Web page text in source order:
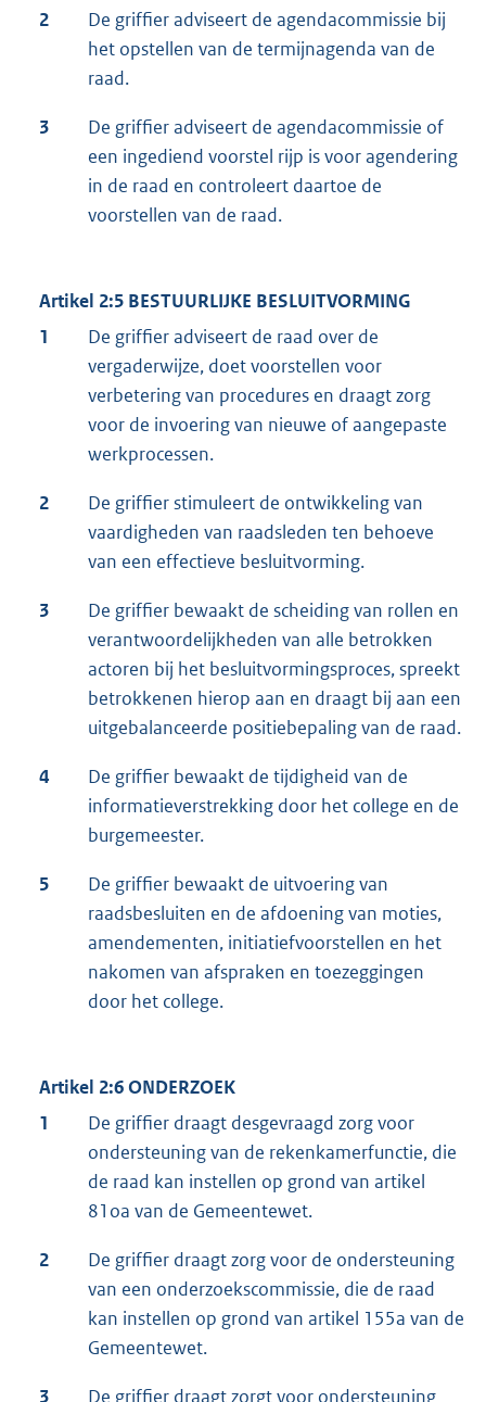
2
De griffier adviseert de agendacommissie bij
het opstellen van de termijnagenda van de
raad.
3
De griffier adviseert de agendacommissie of
een ingediend voorstel rijp is voor agendering
in de raad en controleert daartoe de
voorstellen van de raad.
Artikel 2:5 BESTUURLIJKE BESLUITVORMING
1
De griffier adviseert de raad over de
vergaderwijze, doet voorstellen voor
verbetering van procedures en draagt zorg
voor de invoering van nieuwe of aangepaste
werkprocessen.
2
De griffier stimuleert de ontwikkeling van
vaardigheden van raadsleden ten behoeve
van een effectieve besluitvorming.
3
De griffier bewaakt de scheiding van rollen en
verantwoordelijkheden van alle betrokken
actoren bij het besluitvormingsproces, spreekt
betrokkenen hierop aan en draagt bij aan een
uitgebalanceerde positiebepaling van de raad.
4
De griffier bewaakt de tijdigheid van de
informatieverstrekking door het college en de
burgemeester.
5
De griffier bewaakt de uitvoering van
raadsbesluiten en de afdoening van moties,
amendementen, initiatiefvoorstellen en het
nakomen van afspraken en toezeggingen
door het college.
Artikel 2:6 ONDERZOEK
1
De griffier draagt desgevraagd zorg voor
ondersteuning van de rekenkamerfunctie, die
de raad kan instellen op grond van artikel
81oa van de Gemeentewet.
2
De griffier draagt zorg voor de ondersteuning
van een onderzoekscommissie, die de raad
kan instellen op grond van artikel 155a van de
Gemeentewet.
3 De griffier draagt zorgt voor ondersteuning